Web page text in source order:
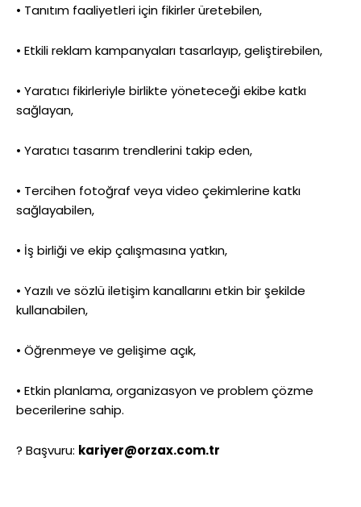
• Tanıtım faaliyetleri için fikirler üretebilen,
• Etkili reklam kampanyaları tasarlayıp, geliştirebilen,
• Yaratıcı fikirleriyle birlikte yöneteceği ekibe katkı
sağlayan,
• Yaratıcı tasarım trendlerini takip eden,
• Tercihen fotoğraf veya video çekimlerine katkı
sağlayabilen,
• İş birliği ve ekip çalışmasına yatkın,
• Yazılı ve sözlü iletişim kanallarını etkin bir şekilde
kullanabilen,
• Öğrenmeye ve gelişime açık,
• Etkin planlama, organizasyon ve problem çözme
becerilerine sahip.
? Başvuru: kariyer@orzax.com.tr